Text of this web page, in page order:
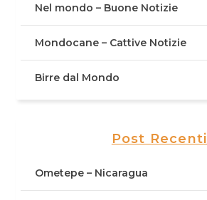
Nel mondo – Buone Notizie
Mondocane – Cattive Notizie
Birre dal Mondo
Post Recenti
Ometepe – Nicaragua